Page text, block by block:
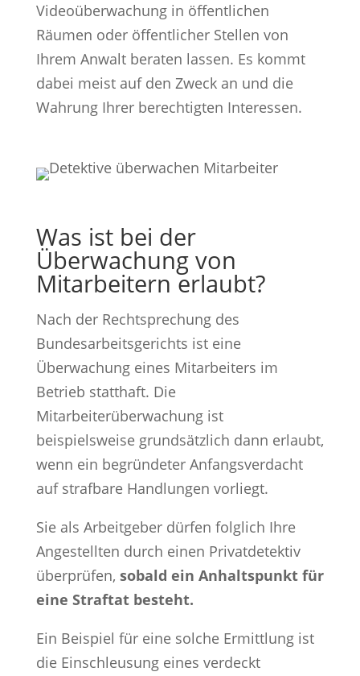
Videoüberwachung in öffentlichen
Räumen oder öffentlicher Stellen von
Ihrem Anwalt beraten lassen. Es kommt
dabei meist auf den Zweck an und die
Wahrung Ihrer berechtigten Interessen.
Was ist bei der
Überwachung von
Mitarbeitern erlaubt?
Nach der Rechtsprechung des
Bundesarbeitsgerichts ist eine
Überwachung eines Mitarbeiters im
Betrieb statthaft. Die
Mitarbeiterüberwachung ist
beispielsweise grundsätzlich dann erlaubt,
wenn ein begründeter Anfangsverdacht
auf strafbare Handlungen vorliegt.
Sie als Arbeitgeber dürfen folglich Ihre
Angestellten durch einen Privatdetektiv
überprüfen, sobald ein Anhaltspunkt für
eine Straftat besteht.
Ein Beispiel für eine solche Ermittlung ist
die Einschleusung eines verdeckt